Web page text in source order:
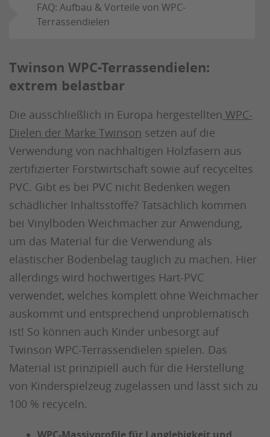
FAQ: Aufbau & Vorteile von WPC-
Terrassendielen
Twinson WPC-Terrassendielen:
extrem belastbar
Die ausschließlich in Europa hergestellten WPC-
Dielen der Marke Twinson setzen auf die
Verwendung von nachhaltigen Holzfasern aus
zertifizierter Forstwirtschaft sowie auf recyceltes
PVC. Gibt es bei PVC nicht Bedenken wegen
schädlicher Inhaltsstoffe? Tatsächlich kommen
bei Vinylböden Weichmacher zur Anwendung,
um das Material für die Verwendung als
elastischer Bodenbelag tauglich zu machen. Hier
allerdings wird hochwertiges Hart-PVC
verwendet, welches komplett ohne Weichmacher
auskommt und entsprechend unproblematisch
ist! So können auch Kinder unbesorgt auf
Twinson WPC-Terrassendielen spielen. Das
Material ist prinzipiell auch für die Herstellung
von Kinderspielzeug zugelassen und lässt sich zu
100 % recyceln.